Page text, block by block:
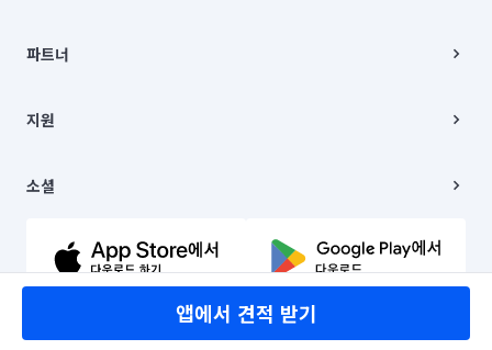
앱에서 견적 받기
주소 | 본사: 서울특별시 종로구 율곡로 6(중학동, 트윈트리빌딩) B동 5층
컨택센터 : 서울특별시 종로구 수송동 율곡로 24, 7층, 8층 미소
상품, 상품정보, 거래에 관한 의무와 책임은 거래당사자에게 있습니다.
언론 보도 관련 문의:
© 유한회사 미소. Miso, Inc. All Rights Reserved.
채용
파트너
이사
지원
이용약관
문의하기
소셜
유튜브